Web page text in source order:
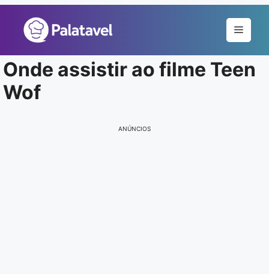
conteúdo
Menu
Onde assistir ao filme Teen
Wof
ANÚNCIOS